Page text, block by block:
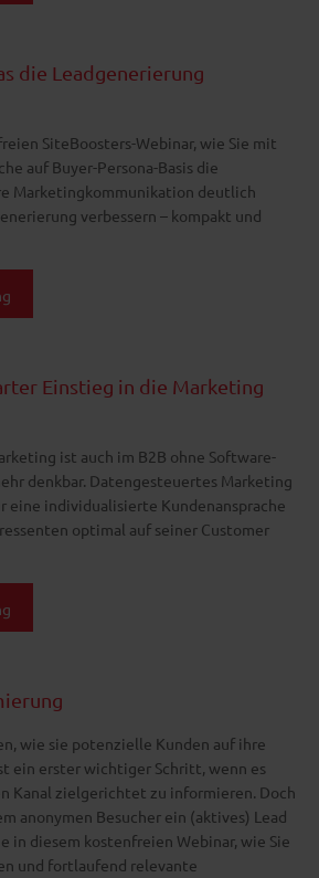
die Leadgenerierung
SiteBoosters-Webinar, wie Sie mit
auf Buyer-Persona-Basis die
Marketingkommunikation deutlich
verbessern – kompakt und
Einstieg in die Marketing
ist auch im B2B ohne Software-
denkbar. Datengesteuertes Marketing
eine individualisierte Kundenansprache
optimal auf seiner Customer
wie sie potenzielle Kunden auf ihre
ein erster wichtiger Schritt, wenn es
Kanal zielgerichtet zu informieren. Doch
anonymen Besucher ein (aktives) Lead
in diesem kostenfreien Webinar, wie Sie
und fortlaufend relevante